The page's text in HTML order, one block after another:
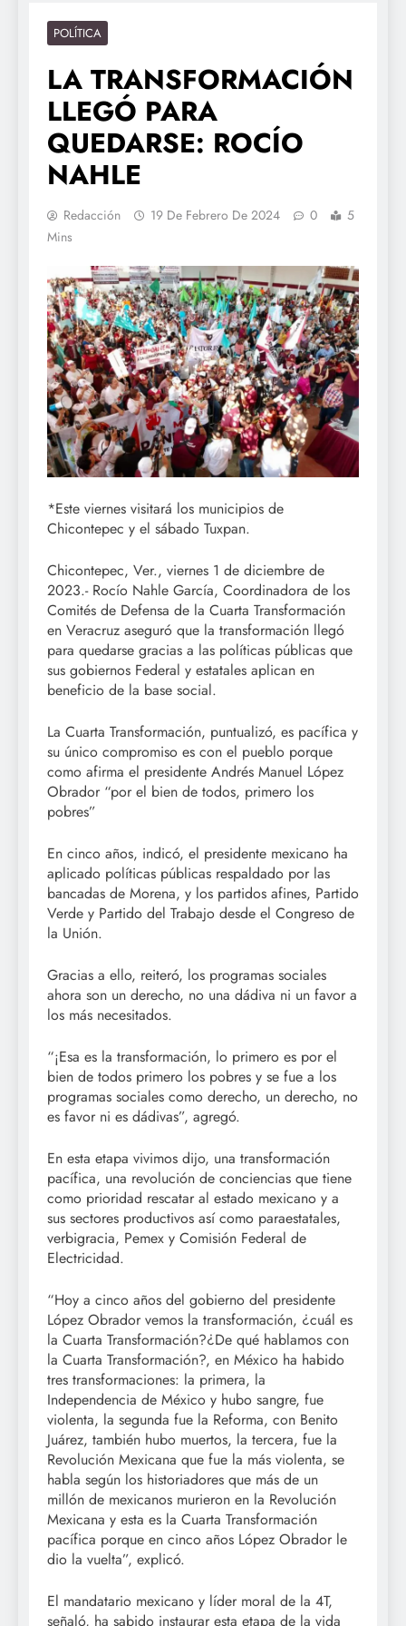
POLÍTICA
LA TRANSFORMACIÓN
LLEGÓ PARA
QUEDARSE: ROCÍO
NAHLE
Redacción 19 De Febrero De 2024 0
5
Mins
*Este viernes visitará los municipios de
Chicontepec y el sábado Tuxpan.
Chicontepec, Ver., viernes 1 de diciembre de
2023.- Rocío Nahle García, Coordinadora de los
Comités de Defensa de la Cuarta Transformación
en Veracruz aseguró que la transformación llegó
para quedarse gracias a las políticas públicas que
sus gobiernos Federal y estatales aplican en
beneficio de la base social.
La Cuarta Transformación, puntualizó, es pacífica y
su único compromiso es con el pueblo porque
como afirma el presidente Andrés Manuel López
Obrador “por el bien de todos, primero los
pobres”
En cinco años, indicó, el presidente mexicano ha
aplicado políticas públicas respaldado por las
bancadas de Morena, y los partidos afines, Partido
Verde y Partido del Trabajo desde el Congreso de
la Unión.
Gracias a ello, reiteró, los programas sociales
ahora son un derecho, no una dádiva ni un favor a
los más necesitados.
“¡Esa es la transformación, lo primero es por el
bien de todos primero los pobres y se fue a los
programas sociales como derecho, un derecho, no
es favor ni es dádivas”, agregó.
En esta etapa vivimos dijo, una transformación
pacífica, una revolución de conciencias que tiene
como prioridad rescatar al estado mexicano y a
sus sectores productivos así como paraestatales,
verbigracia, Pemex y Comisión Federal de
Electricidad.
“Hoy a cinco años del gobierno del presidente
López Obrador vemos la transformación, ¿cuál es
la Cuarta Transformación?¿De qué hablamos con
la Cuarta Transformación?, en México ha habido
tres transformaciones: la primera, la
Independencia de México y hubo sangre, fue
violenta, la segunda fue la Reforma, con Benito
Juárez, también hubo muertos, la tercera, fue la
Revolución Mexicana que fue la más violenta, se
habla según los historiadores que más de un
millón de mexicanos murieron en la Revolución
Mexicana y esta es la Cuarta Transformación
pacífica porque en cinco años López Obrador le
dio la vuelta”, explicó.
El mandatario mexicano y líder moral de la 4T,
señaló, ha sabido instaurar esta etapa de la vida